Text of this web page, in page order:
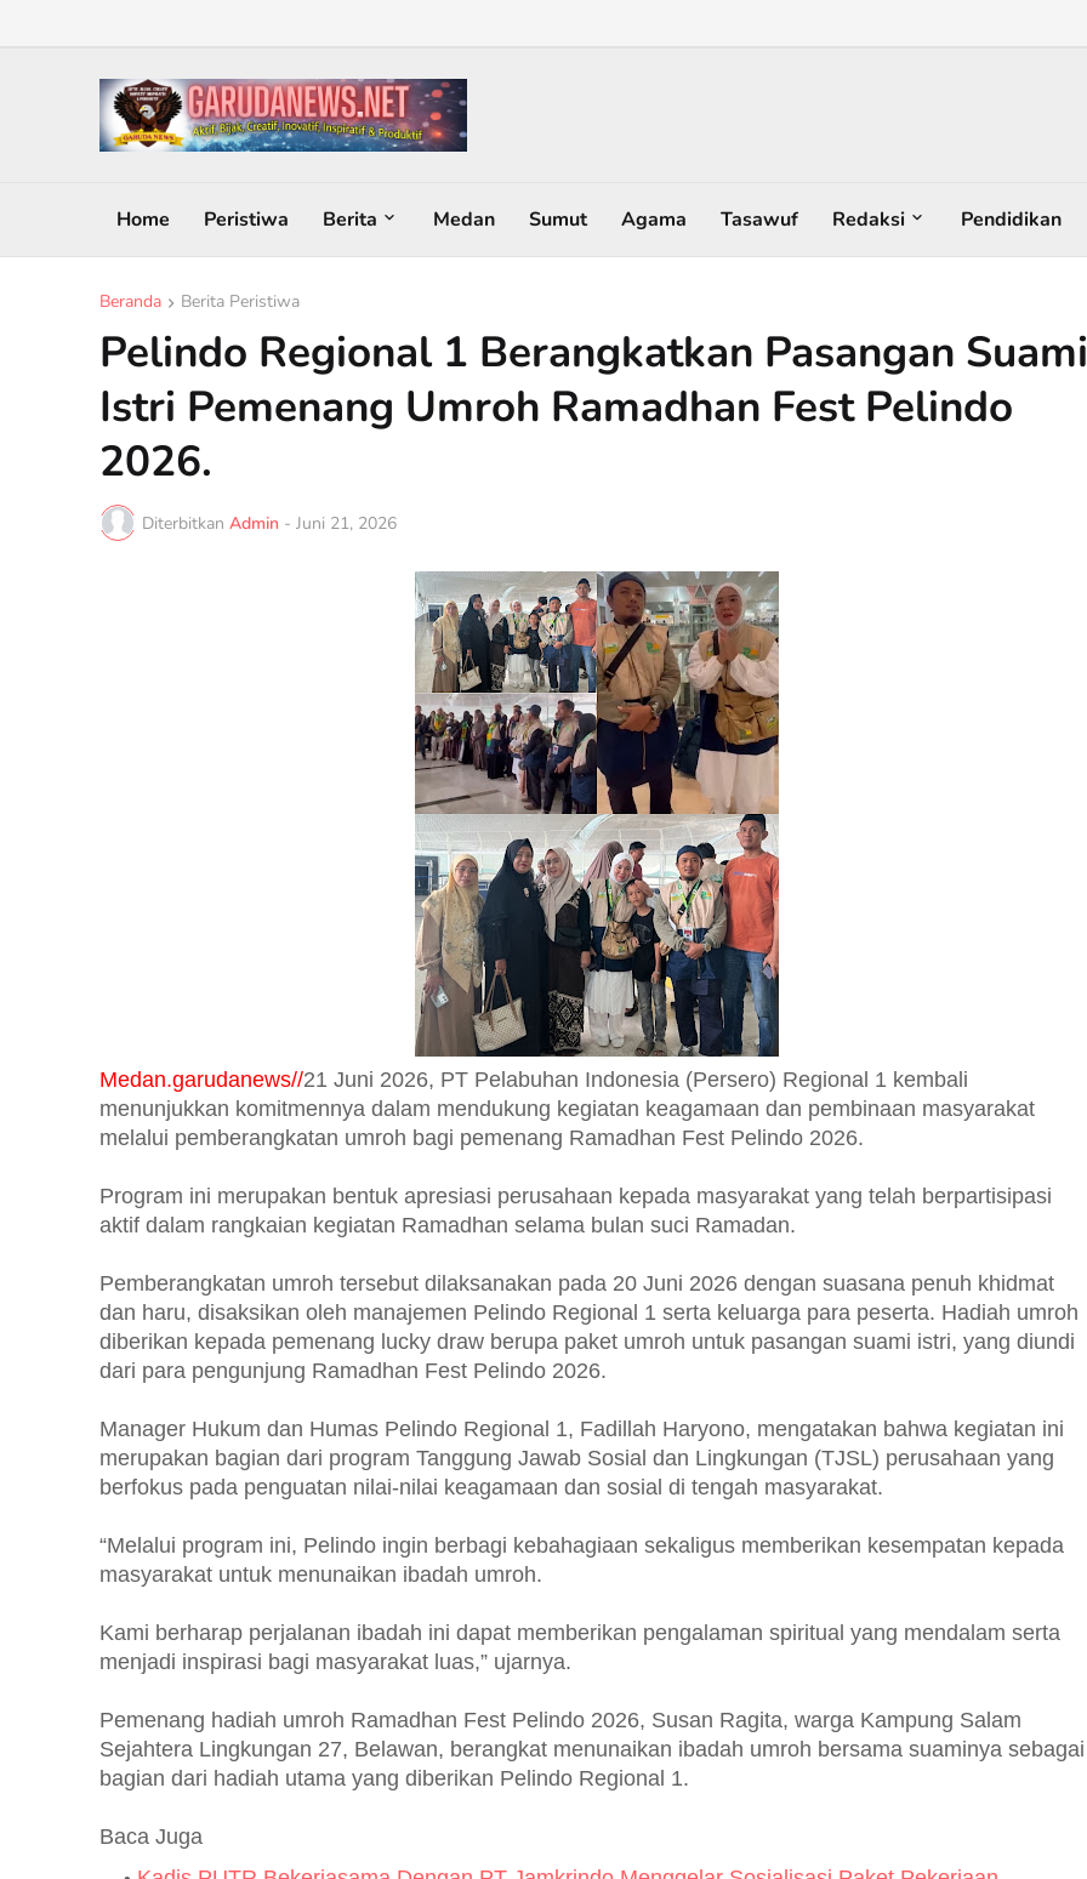
Home Peristiwa Berita Medan Sumut Agama Tasawuf Redaksi Pendidikan
Beranda Berita Peristiwa
Pelindo Regional 1 Berangkatkan Pasangan Suami
Istri Pemenang Umroh Ramadhan Fest Pelindo
2026.
Diterbitkan Admin - Juni 21, 2026
Medan.garudanews//21 Juni 2026, PT Pelabuhan Indonesia (Persero) Regional 1 kembali
menunjukkan komitmennya dalam mendukung kegiatan keagamaan dan pembinaan masyarakat
melalui pemberangkatan umroh bagi pemenang Ramadhan Fest Pelindo 2026.
Program ini merupakan bentuk apresiasi perusahaan kepada masyarakat yang telah berpartisipasi
aktif dalam rangkaian kegiatan Ramadhan selama bulan suci Ramadan.
Pemberangkatan umroh tersebut dilaksanakan pada 20 Juni 2026 dengan suasana penuh khidmat
dan haru, disaksikan oleh manajemen Pelindo Regional 1 serta keluarga para peserta. Hadiah umroh
diberikan kepada pemenang lucky draw berupa paket umroh untuk pasangan suami istri, yang diundi
dari para pengunjung Ramadhan Fest Pelindo 2026.
Manager Hukum dan Humas Pelindo Regional 1, Fadillah Haryono, mengatakan bahwa kegiatan ini
merupakan bagian dari program Tanggung Jawab Sosial dan Lingkungan (TJSL) perusahaan yang
berfokus pada penguatan nilai-nilai keagamaan dan sosial di tengah masyarakat.
“Melalui program ini, Pelindo ingin berbagi kebahagiaan sekaligus memberikan kesempatan kepada
masyarakat untuk menunaikan ibadah umroh.
Kami berharap perjalanan ibadah ini dapat memberikan pengalaman spiritual yang mendalam serta
menjadi inspirasi bagi masyarakat luas,” ujarnya.
Pemenang hadiah umroh Ramadhan Fest Pelindo 2026, Susan Ragita, warga Kampung Salam
Sejahtera Lingkungan 27, Belawan, berangkat menunaikan ibadah umroh bersama suaminya sebagai
bagian dari hadiah utama yang diberikan Pelindo Regional 1.
Baca Juga